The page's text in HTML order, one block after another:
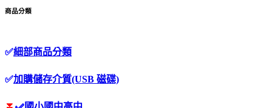
商品分類
✅細部商品分類
✅加購儲存介質(USB 磁碟)